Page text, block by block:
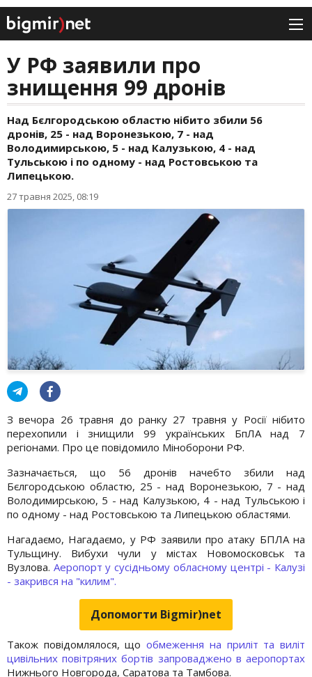
У РФ заявили про
знищення 99 дронів
Над Бєлгородською областю нібито збили 56
дронів, 25 - над Воронезькою, 7 - над
Володимирською, 5 - над Калузькою, 4 - над
Тульською і по одному - над Ростовською та
Липецькою.
27 травня 2025, 08:19
З вечора 26 травня до ранку 27 травня у Росії нібито
перехопили і знищили 99 українських БпЛА над 7
регіонами. Про це повідомило Міноборони РФ.
Зазначається, що 56 дронів начебто збили над
Бєлгородською областю, 25 - над Воронезькою, 7 - над
Володимирською, 5 - над Калузькою, 4 - над Тульською і
по одному - над Ростовською та Липецькою областями.
Нагадаємо, Нагадаємо, у РФ заявили про атаку БПЛА на
Тульщину. Вибухи чули у містах Новомосковськ та
Вузлова. Аеропорт у сусідньому обласному центрі - Калузі
- закрився на "килим".
Допомогти Bigmir)net
Також повідомлялося, щообмеження на приліт та виліт
цивільних повітряних бортів запроваджено в аеропортах
Нижнього Новгорода, Саратова та Тамбова.